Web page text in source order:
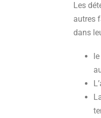
Les
autres
dans